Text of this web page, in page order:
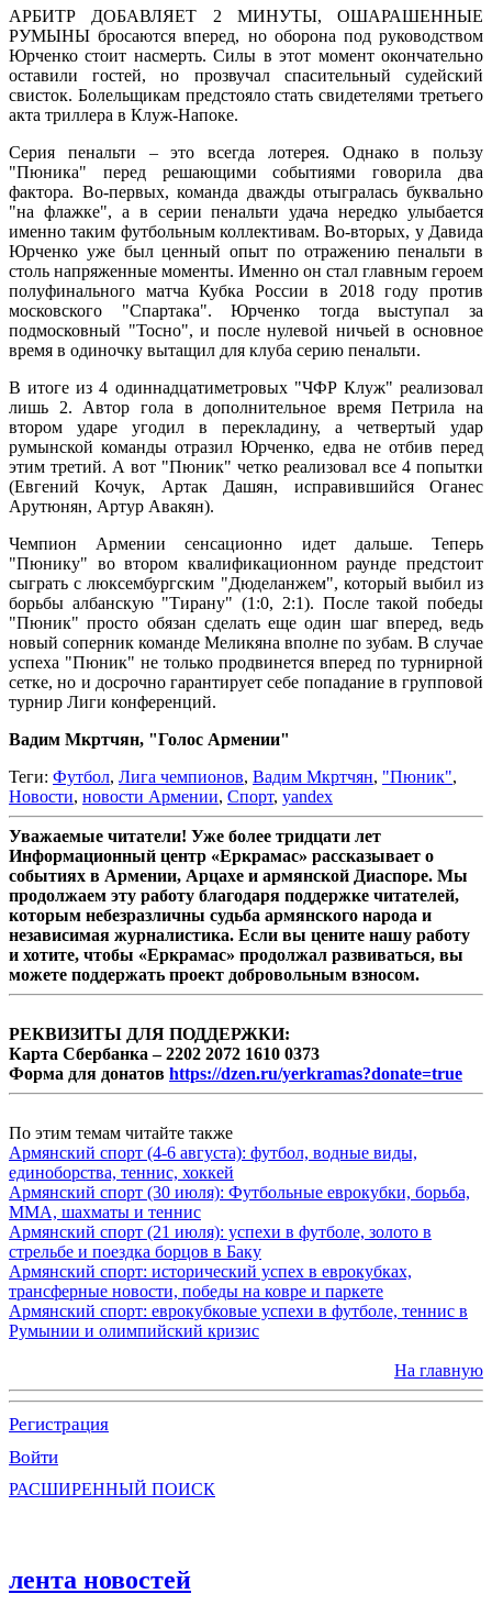
АРБИТР ДОБАВЛЯЕТ 2 МИНУТЫ, ОШАРАШЕННЫЕ
РУМЫНЫ бросаются вперед, но оборона под руководством
Юрченко стоит насмерть. Силы в этот момент окончательно
оставили гостей, но прозвучал спасительный судейский
свисток. Болельщикам предстояло стать свидетелями третьего
акта триллера в Клуж-Напоке.
Серия пенальти – это всегда лотерея. Однако в пользу
"Пюника" перед решающими событиями говорила два
фактора. Во-первых, команда дважды отыгралась буквально
"на флажке", а в серии пенальти удача нередко улыбается
именно таким футбольным коллективам. Во-вторых, у Давида
Юрченко уже был ценный опыт по отражению пенальти в
столь напряженные моменты. Именно он стал главным героем
полуфинального матча Кубка России в 2018 году против
московского "Спартака". Юрченко тогда выступал за
подмосковный "Тосно", и после нулевой ничьей в основное
время в одиночку вытащил для клуба серию пенальти.
В итоге из 4 одиннадцатиметровых "ЧФР Клуж" реализовал
лишь 2. Автор гола в дополнительное время Петрила на
втором ударе угодил в перекладину, а четвертый удар
румынской команды отразил Юрченко, едва не отбив перед
этим третий. А вот "Пюник" четко реализовал все 4 попытки
(Евгений Кочук, Артак Дашян, исправившийся Оганес
Арутюнян, Артур Авакян).
Чемпион Армении сенсационно идет дальше. Теперь
"Пюнику" во втором квалификационном раунде предстоит
сыграть с люксембургским "Дюделанжем", который выбил из
борьбы албанскую "Тирану" (1:0, 2:1). После такой победы
"Пюник" просто обязан сделать еще один шаг вперед, ведь
новый соперник команде Меликяна вполне по зубам. В случае
успеха "Пюник" не только продвинется вперед по турнирной
сетке, но и досрочно гарантирует себе попадание в групповой
турнир Лиги конференций.
Вадим Мкртчян, "Голос Армении"
Теги: Футбол, Лига чемпионов, Вадим Мкртчян, "Пюник",
Новости, новости Армении, Спорт, yandex
Уважаемые читатели! Уже более тридцати лет
Информационный центр «Еркрамас» рассказывает о
событиях в Армении, Арцахе и армянской Диаспоре. Мы
продолжаем эту работу благодаря поддержке читателей,
которым небезразличны судьба армянского народа и
независимая журналистика. Если вы цените нашу работу
и хотите, чтобы «Еркрамас» продолжал развиваться, вы
можете поддержать проект добровольным взносом.
РЕКВИЗИТЫ ДЛЯ ПОДДЕРЖКИ:
Карта Сбербанка – 2202 2072 1610 0373
Форма для донатов https://dzen.ru/yerkramas?donate=true
По этим темам читайте также
Армянский спорт (4-6 августа): футбол, водные виды,
единоборства, теннис, хоккей
Армянский спорт (30 июля): Футбольные еврокубки, борьба,
MMA, шахматы и теннис
Армянский спорт (21 июля): успехи в футболе, золото в
стрельбе и поездка борцов в Баку
Армянский спорт: исторический успех в еврокубках,
трансферные новости, победы на ковре и паркете
Армянский спорт: еврокубковые успехи в футболе, теннис в
Румынии и олимпийский кризис
На главную
Регистрация
Войти
РАСШИРЕННЫЙ ПОИСК
лента новостей